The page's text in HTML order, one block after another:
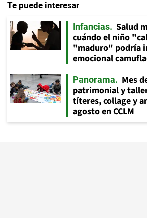
Te puede interesar
Infancias
Salud
cuándo el niño
"maduro" podría
emocional
Panorama
Mes
patrimonial y
títeres, collage y
agosto en CCLM